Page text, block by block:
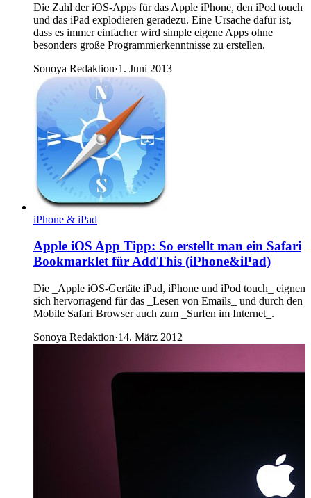
Die Zahl der iOS-Apps für das Apple iPhone, den iPod touch
und das iPad explodieren geradezu. Eine Ursache dafür ist,
dass es immer einfacher wird simple eigene Apps ohne
besonders große Programmierkenntnisse zu erstellen.
Sonoya Redaktion·1. Juni 2013
iPhone & iPad
Apple iOS App Tipp: So erstellt man ein Safari
Bookmarklet für AddThis (iPhone&iPad)
Die _Apple iOS-Gertäte iPad, iPhone und iPod touch_ eignen
sich hervorragend für das _Lesen von Emails_ und durch den
Mobile Safari Browser auch zum _Surfen im Internet_.
Sonoya Redaktion·14. März 2012